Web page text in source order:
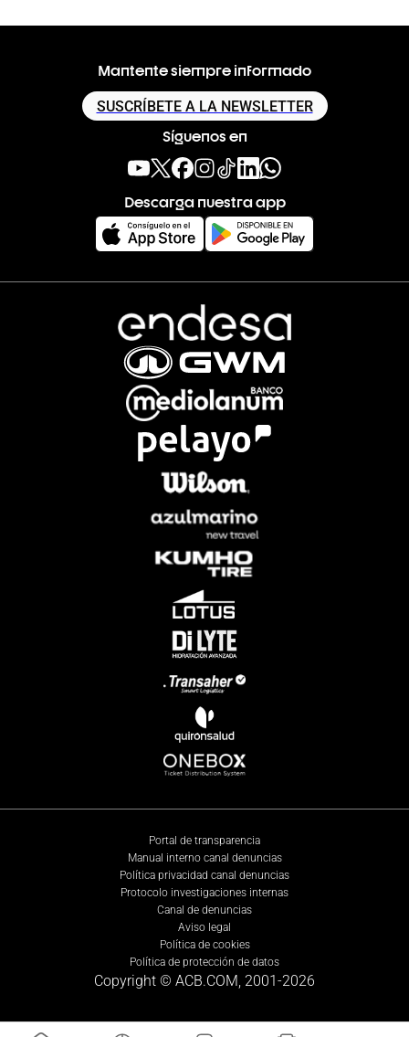
Mantente siempre informado
SUSCRÍBETE A LA NEWSLETTER
Síguenos en
Descarga nuestra app
Portal de transparencia
Manual interno canal denuncias
Política privacidad canal denuncias
Protocolo investigaciones internas
Canal de denuncias
Aviso legal
Política de cookies
Política de protección de datos
Copyright © ACB.COM, 2001-2026